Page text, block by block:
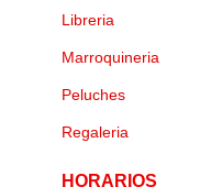
Libreria
Marroquineria
Peluches
Regaleria
HORARIOS